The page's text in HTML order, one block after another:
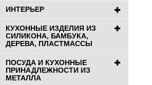
ИНТЕРЬЕР
КУХОННЫЕ ИЗДЕЛИЯ ИЗ
СИЛИКОНА, БАМБУКА,
ДЕРЕВА, ПЛАСТМАССЫ
ПОСУДА И КУХОННЫЕ
ПРИНАДЛЕЖНОСТИ ИЗ
МЕТАЛЛА